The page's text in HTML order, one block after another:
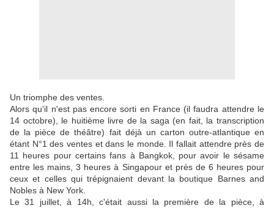
Un triomphe des ventes.
Alors qu'il n'est pas encore sorti en France (il faudra attendre le
14 octobre), le huitième livre de la saga (en fait, la transcription
de la pièce de théâtre) fait déjà un carton outre-atlantique en
étant N°1 des ventes et dans le monde. Il fallait attendre près de
11 heures pour certains fans à Bangkok, pour avoir le sésame
entre les mains, 3 heures à Singapour et près de 6 heures pour
ceux et celles qui trépignaient devant la boutique Barnes and
Nobles à New York.
Le 31 juillet, à 14h, c'était aussi la première de la pièce, à